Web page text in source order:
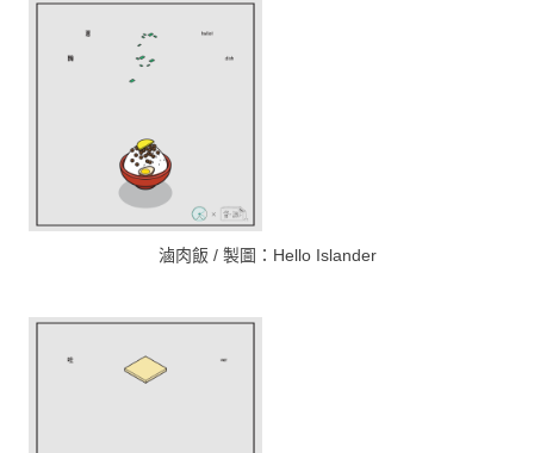
滷肉飯 / 製圖：Hello Islander